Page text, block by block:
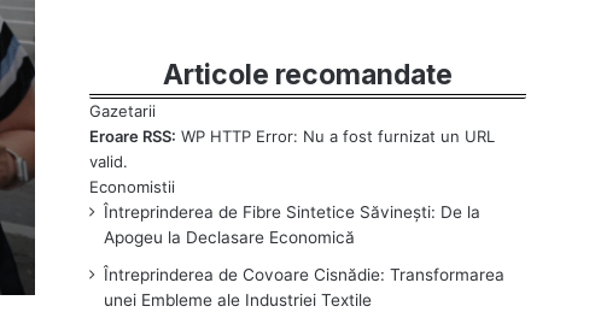
Articole recomandate
Eroare RSS: WP HTTP Error: Nu a fost furnizat un URL
valid.
Întreprinderea de Fibre Sintetice Săvinești: De la
Apogeu la Declasare Economică
Întreprinderea de Covoare Cisnădie: Transformarea
unei Embleme ale Industriei Textile